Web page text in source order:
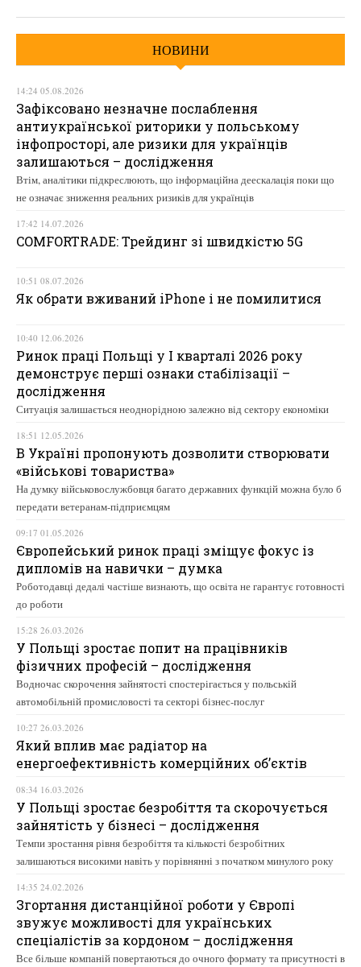
НОВИНИ
14:24 05.08.2026
Зафіксовано незначне послаблення
антиукраїнської риторики у польському
інфопросторі, але ризики для українців
залишаються – дослідження
Втім, аналітики підкреслюють, що інформаційна деескалація поки що
не означає зниження реальних ризиків для українців
17:42 14.07.2026
COMFORTRADE: Трейдинг зі швидкістю 5G
10:51 08.07.2026
Як обрати вживаний iPhone і не помилитися
10:40 12.06.2026
Ринок праці Польщі у І кварталі 2026 року
демонструє перші ознаки стабілізації –
дослідження
Ситуація залишається неоднорідною залежно від сектору економіки
18:51 12.05.2026
В Україні пропонують дозволити створювати
«військові товариства»
На думку військовослужбовця багато державних функцій можна було б
передати ветеранам-підприємцям
09:17 01.05.2026
Європейський ринок праці зміщує фокус із
дипломів на навички – думка
Роботодавці дедалі частіше визнають, що освіта не гарантує готовності
до роботи
15:28 26.03.2026
У Польщі зростає попит на працівників
фізичних професій – дослідження
Водночас скорочення зайнятості спостерігається у польській
автомобільній промисловості та секторі бізнес-послуг
10:27 26.03.2026
Який вплив має радіатор на
енергоефективність комерційних об’єктів
08:34 16.03.2026
У Польщі зростає безробіття та скорочується
зайнятість у бізнесі – дослідження
Темпи зростання рівня безробіття та кількості безробітних
залишаються високими навіть у порівнянні з початком минулого року
14:35 24.02.2026
Згортання дистанційної роботи у Європі
звужує можливості для українських
спеціалістів за кордоном – дослідження
Все більше компаній повертаються до очного формату та присутності в